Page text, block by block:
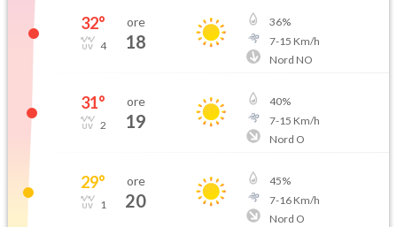
32°
4
ore
18
36%
7-15 Km/h
Nord NO
31°
2
ore
19
40%
7-15 Km/h
Nord O
29°
1
ore
20
45%
7-16Km/h
Nord O